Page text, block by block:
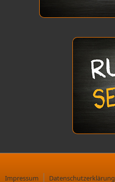
Impressum Datenschutzerklärung